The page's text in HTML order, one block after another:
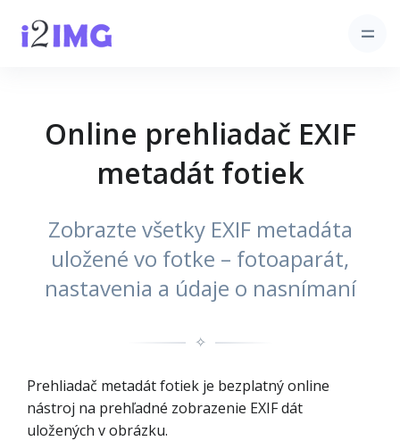
Online prehliadač EXIF
metadát fotiek
Zobrazte všetky EXIF metadáta
uložené vo fotke – fotoaparát,
nastavenia a údaje o nasnímaní
✧
Prehliadač metadát fotiek je bezplatný online
nástroj na prehľadné zobrazenie EXIF dát
uložených v obrázku.